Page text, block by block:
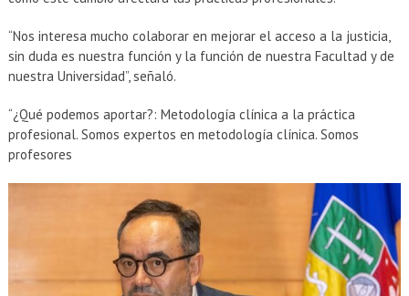
“Nos interesa mucho colaborar en mejorar el acceso a la justicia,
sin duda es nuestra función y la función de nuestra Facultad y de
nuestra Universidad”, señaló.
“¿Qué podemos aportar?: Metodología clínica a la práctica
profesional. Somos expertos en metodología clínica. Somos
profesores